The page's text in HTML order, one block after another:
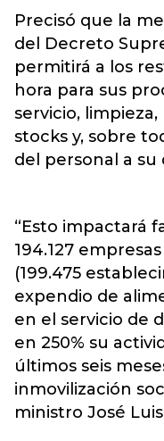
Precisó que la
del Decreto
permitirá a los
hora para sus
servicio,
stocks y, sobre
del personal a su
“Esto impactará
194.127
(199.475
expendio de
en el servicio de
en 250% su
últimos seis
inmovilización
ministro José